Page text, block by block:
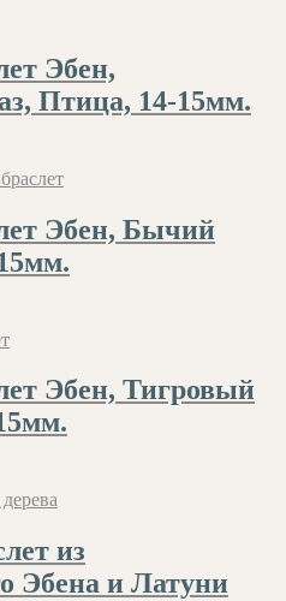
Эбен,
Птица, 14-15мм.
Эбен, Бычий
Эбен, Тигровый
из
Эбена и Латуни